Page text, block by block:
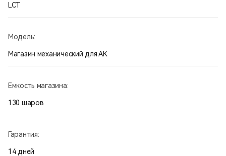
LCT
Модель:
Магазин механический для АК
Емкость магазина:
130 шаров
Гарантия:
14 дней